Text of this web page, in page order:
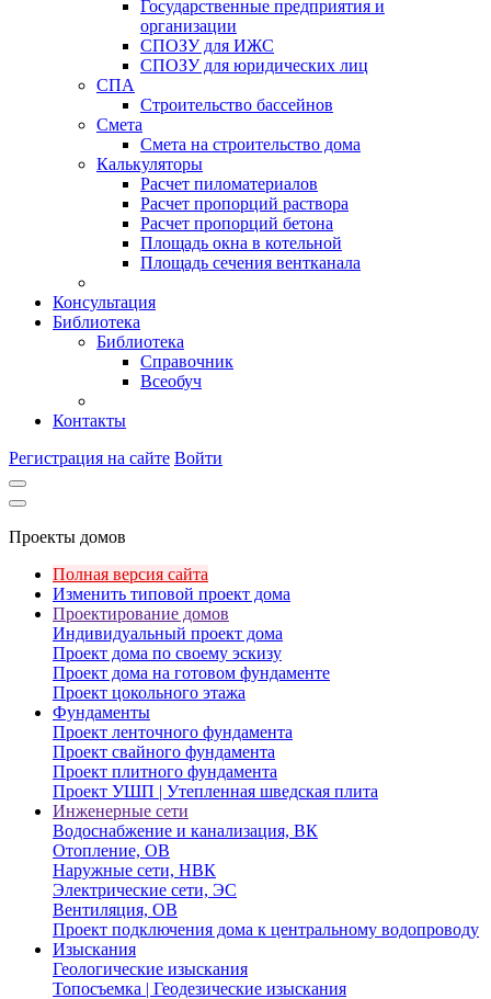
Государственные предприятия и
организации
СПОЗУ для ИЖС
СПОЗУ для юридических лиц
СПА
Строительство бассейнов
Смета
Смета на строительство дома
Калькуляторы
Расчет пиломатериалов
Расчет пропорций раствора
Расчет пропорций бетона
Площадь окна в котельной
Площадь сечения вентканала
Консультация
Библиотека
Библиотека
Справочник
Всеобуч
Контакты
Регистрация на сайте Войти
Проекты домов
Полная версия сайта
Изменить типовой проект дома
Проектирование домов
Индивидуальный проект дома
Проект дома по своему эскизу
Проект дома на готовом фундаменте
Проект цокольного этажа
Фундаменты
Проект ленточного фундамента
Проект свайного фундамента
Проект плитного фундамента
Проект УШП | Утепленная шведская плита
Инженерные сети
Водоснабжение и канализация, ВК
Отопление, ОВ
Наружные сети, НВК
Электрические сети, ЭС
Вентиляция, ОВ
Проект подключения дома к центральному водопроводу
Изыскания
Геологические изыскания
Топосъемка | Геодезические изыскания